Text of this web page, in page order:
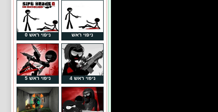
ניפוי ראש ניפוי ראש 0
ניפוי ראש 4 ניפוי ראש 5